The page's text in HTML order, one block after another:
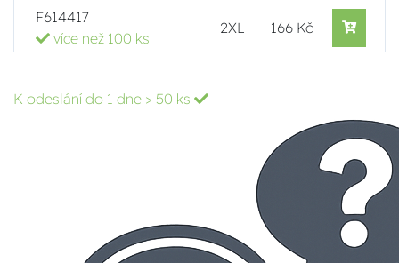
F614417
více než 100 ks
2XL 166 Kč
K odeslání do 1 dne > 50 ks